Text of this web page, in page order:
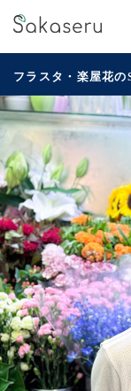
フラスタ・楽屋花
Previous